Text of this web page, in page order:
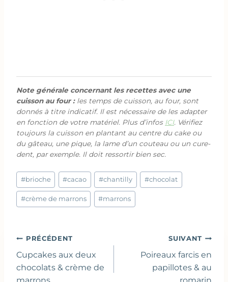
Note générale concernant les recettes avec une
cuisson au four :les temps de cuisson, au four, sont
donnés à titre indicatif. Il est nécessaire de les adapter
en fonction de votre matériel. Plus d’infos ICI. Vérifiez
toujours la cuisson en plantant au centre du cake ou
du gâteau, une pique, la lame d’un couteau ou un cure-
dent, par exemple. Il doit ressortir bien sec.
Étiquettes
de
la
#brioche #cacao #chantilly #chocolat
#crème de marrons #marrons
Navigation
de
l’article
PRÉCÉDENT
Cupcakes aux deux
chocolats & crème de
SUIVANT
Poireaux farcis en
papillotes & au